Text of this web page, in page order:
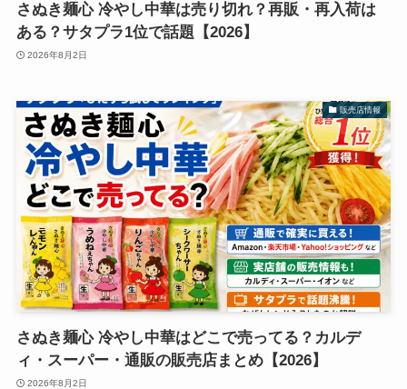
さぬき麺心 冷やし中華は売り切れ？再販・再入荷は
ある？サタプラ1位で話題【2026】
2026年8月2日
販売店情報
さぬき麺心 冷やし中華はどこで売ってる？カルデ
ィ・スーパー・通販の販売店まとめ【2026】
2026年8月2日